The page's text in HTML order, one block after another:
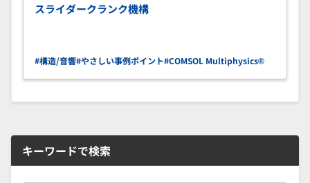
スライダークランク機構
#構造/音響#やさしい事例ポイント#COMSOL Multiphysics®
キーワードで検索